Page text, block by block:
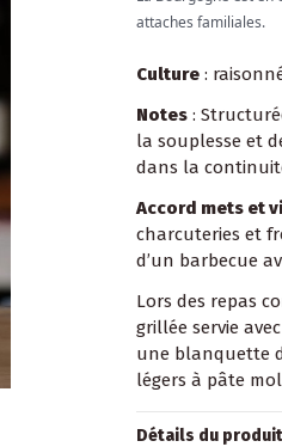
attaches familiales.
Culture:
Notes:
la souplesse et
dans la
Accord mets et
charcuteries et
d’un barbecue
Lors des repas
grillée servie
une blanquette
légers à pâte
Détails du produit